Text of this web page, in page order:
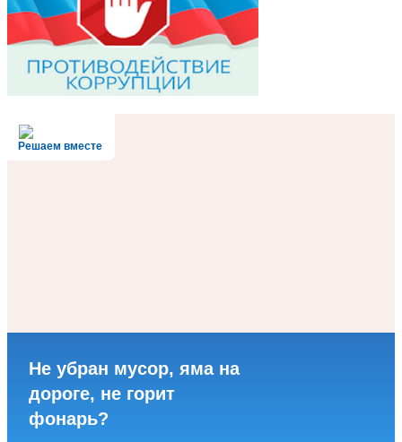
Решаем вместе
Не убран мусор, яма на
дороге, не горит
фонарь?